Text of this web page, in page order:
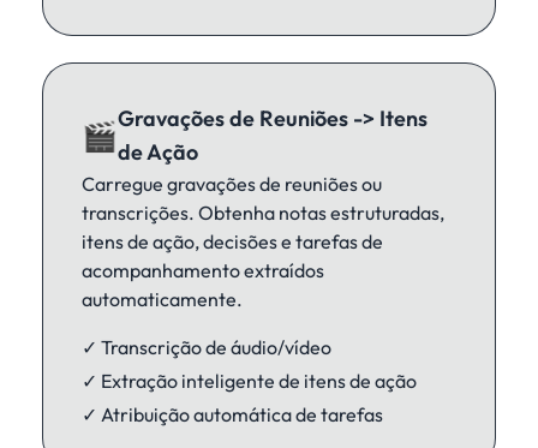
🎬Gravações de Reuniões -> Itens
de Ação
Carregue gravações de reuniões ou
transcrições. Obtenha notas estruturadas,
itens de ação, decisões e tarefas de
acompanhamento extraídos
automaticamente.
✓ Transcrição de áudio/vídeo
✓ Extração inteligente de itens de ação
✓ Atribuição automática de tarefas